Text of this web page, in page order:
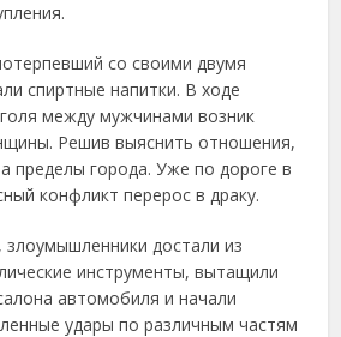
со своими двумя
спиртные напитки. В ходе
между мужчинами возник
Решив выяснить отношения,
пределы города. Уже по дороге в
конфликт перерос в драку.
достали из
инструменты, вытащили
автомобиля и начали
удары по различным частям